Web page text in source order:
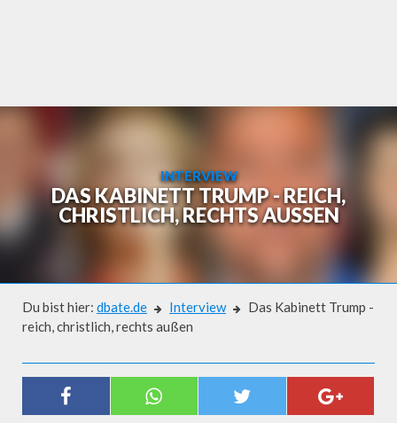
INTERVIEW
DAS KABINETT TRUMP - REICH,
CHRISTLICH, RECHTS AUSSEN
Du bist hier: dbate.de Interview
Das Kabinett Trump -
reich, christlich, rechts außen
DAS KABINETT TRUMP - REICH,
CHRISTLICH, RECHTS AUSSEN